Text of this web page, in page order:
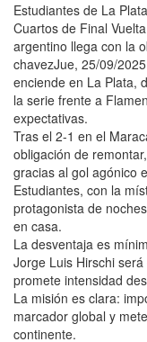
Estudiantes de La
Cuartos de Final
argentino llega con la
chavezJue, 25/09/
enciende en La Plata,
la serie frente a
expectativas.
Tras el 2-1 en el
obligación de
gracias al gol agónico
Estudiantes, con la
protagonista de
en casa.
La desventaja es
Jorge Luis Hirschi
promete intensidad
La misión es clara:
marcador global y
continente.